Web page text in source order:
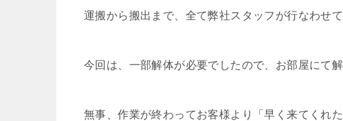
運搬から搬出まで、全て弊社スタッフが行なわせて
今回は、一部解体が必要でしたので、お部屋にて
無事、作業が終わってお客様より「早く来てくれ